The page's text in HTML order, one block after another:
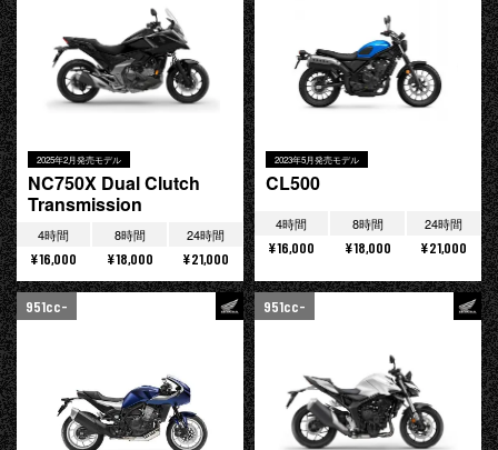
2025年2月発売モデル
NC750X Dual Clutch
Transmission
4時間
¥16,000
8時間
¥18,000
24時間
¥21,000
2023年5月発売モデル
CL500
4時間
¥16,000
8時間
¥18,000
24時間
¥21,000
951cc- 951cc-